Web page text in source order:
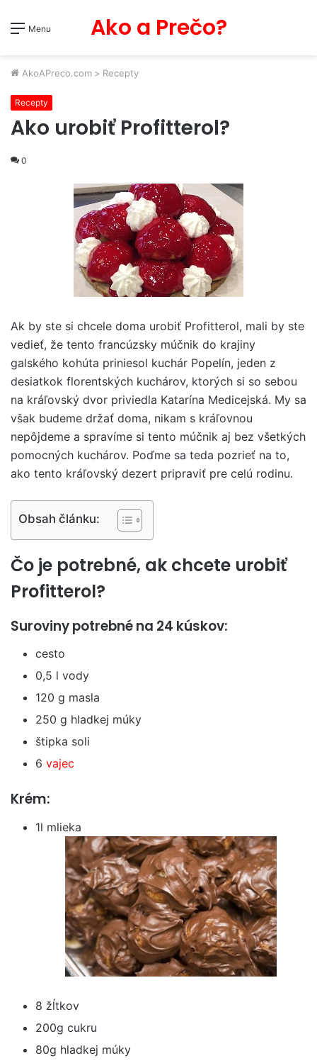
Menu Ako a Prečo?
AkoAPreco.com > Recepty
Recepty
Ako urobiť Profitterol?
0
Ak by ste si chcele doma urobiť Profitterol, mali by ste
vedieť, že tento francúzsky múčnik do krajiny
galského kohúta priniesol kuchár Popelín, jeden z
desiatkok florentských kuchárov, ktorých si so sebou
na kráľovský dvor priviedla Katarína Medicejská. My sa
však budeme držať doma, nikam s kráľovnou
nepôjdeme a spravíme si tento múčnik aj bez všetkých
pomocných kuchárov. Poďme sa teda pozrieť na to,
ako tento kráľovský dezert pripraviť pre celú rodinu.
Obsah článku:
Čo je potrebné, ak chcete urobiť
Profitterol?
Suroviny potrebné na 24 kúskov:
cesto
0,5 l vody
120 g masla
250 g hladkej múky
štipka soli
6 vajec
Krém:
1l mlieka
8 žĺtkov
200g cukru
80g hladkej múky